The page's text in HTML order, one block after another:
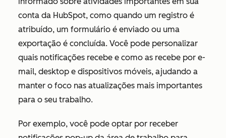
conta da HubSpot, como quando um registro é
atribuído, um formulário é enviado ou uma
exportação é concluída. Você pode personalizar
quais notificações recebe e como as recebe por e-
mail, desktop e dispositivos móveis, ajudando a
manter o foco nas atualizações mais importantes
para o seu trabalho.
Por exemplo, você pode optar por receber